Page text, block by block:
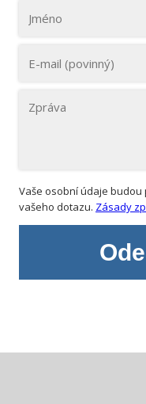
Vaše osobní údaje
vašeho dotazu. Zásady